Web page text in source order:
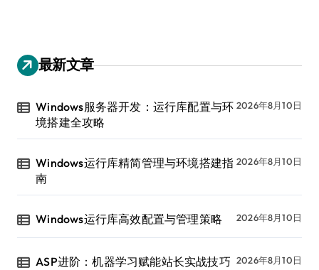
最新文章
Windows服务器开发：运行库配置与环
境搭建全攻略
2026年8月10日
Windows运行库精简管理与环境搭建指
南
2026年8月10日
Windows运行库高效配置与管理策略 2026年8月10日
ASP进阶：机器学习赋能站长实战技巧 2026年8月10日